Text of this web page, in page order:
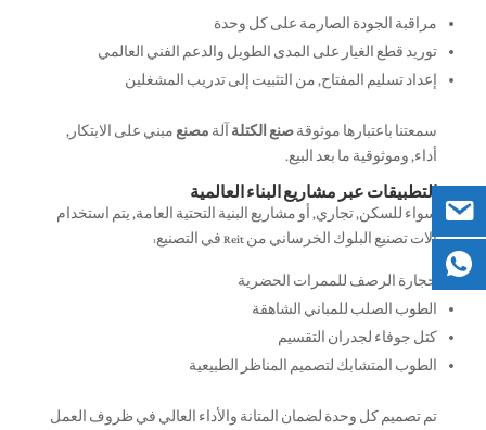
مراقبة الجودة الصارمة على كل وحدة
توريد قطع الغيار على المدى الطويل والدعم الفني العالمي
إعداد تسليم المفتاح, من التثبيت إلى تدريب المشغلين
سمعتنا باعتبارها موثوقةصنع الكتلة آلة مصنعمبني على الابتكار,
أداء, وموثوقية ما بعد البيع.
التطبيقات عبر مشاريع البناء العالمية
سواء للسكن, تجاري, أو مشاريع البنية التحتية العامة, يتم استخدام
آلات تصنيع البلوك الخرساني من Reit في التصنيع:
حجارة الرصف للممرات الحضرية
الطوب الصلب للمباني الشاهقة
كتل جوفاء لجدران التقسيم
الطوب المتشابك لتصميم المناظر الطبيعية
تم تصميم كل وحدة لضمان المتانة والأداء العالي في ظروف العمل